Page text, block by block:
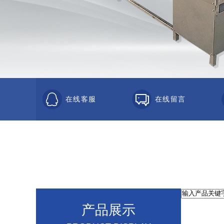
在线客服 在线留言
产品展示